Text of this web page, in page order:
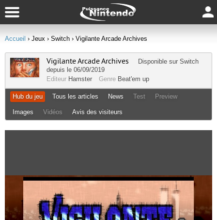
Accueil › Jeux › Switch › Vigilante Arcade Archives
Vigilante Arcade Archives Disponible sur Switch
depuis le 06/09/2019
Editeur Hamster Genre Beat'em up
Hub du jeu Tous les articles News Test Preview
Images Vidéos Avis des visiteurs